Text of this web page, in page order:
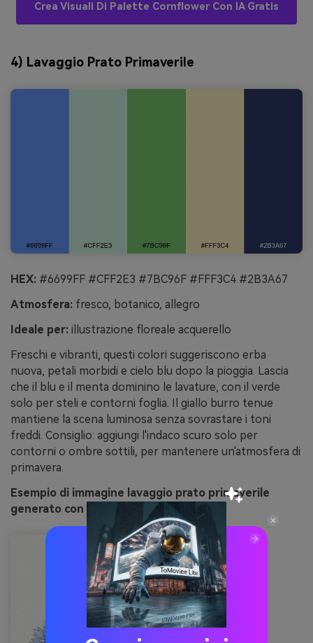
Crea Visuali Di Palette Cornflower Con IA Gratis
4) Lavaggio Prato Primaverile
HEX: #6699FF #CFF2E3 #7BC96F #FFF3C4 #2B3A67
Atmosfera: fresco, botanico, allegro
Ideale per: illustrazione floreale acquerello
Freschi e vibranti, questi colori suggeriscono erba
nuova, petali morbidi e cielo blu dopo la pioggia. Lascia
che il blu e il menta dominino le lavature, con il verde
solo per steli e contorni foglia. Il giallo burro tenue
mantiene la scena luminosa senza sovrastare i toni
freddi. Consiglio: aggiungi l'indaco scuro solo per
contorni o ombre sottili, per mantenere un'atmosfera di
primavera.
Esempio di immagine lavaggio prato primaverile
generato con media.io